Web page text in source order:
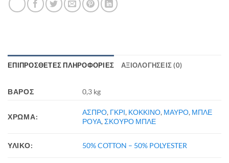
ΕΠΙΠΡΌΣΘΕΤΕΣ ΠΛΗΡΟΦΟΡΊΕΣ ΑΞΙΟΛΟΓΉΣΕΙΣ (0)
ΒΆΡΟΣ 0,3 kg
ΧΡΩΜΑ:
ΑΣΠΡΟ, ΓΚΡΙ, ΚΟΚΚΙΝΟ, ΜΑΥΡΟ, ΜΠΛΕ
ΡΟΥΑ,ΣΚΟΥΡΟ ΜΠΛΕ
ΥΛΙΚΟ: 50% COTTON – 50% POLYESTER